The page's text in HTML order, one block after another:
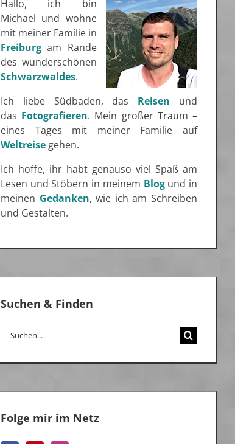
Hallo, ich bin
Michael und wohne
mit meiner Familie in
Freiburgam Rande
des wunderschönen
Schwarzwaldes.
Ich liebe Südbaden, das Reisen und
das Fotografieren. Mein großer Traum –
eines Tages mit meiner Familie auf
Weltreisegehen.
Ich hoffe, ihr habt genauso viel Spaß am
Lesen und Stöbern in meinem Blog und in
meinen Gedanken, wie ich am Schreiben
und Gestalten.
Suchen & Finden
Suche
nach:
Folge mir im Netz